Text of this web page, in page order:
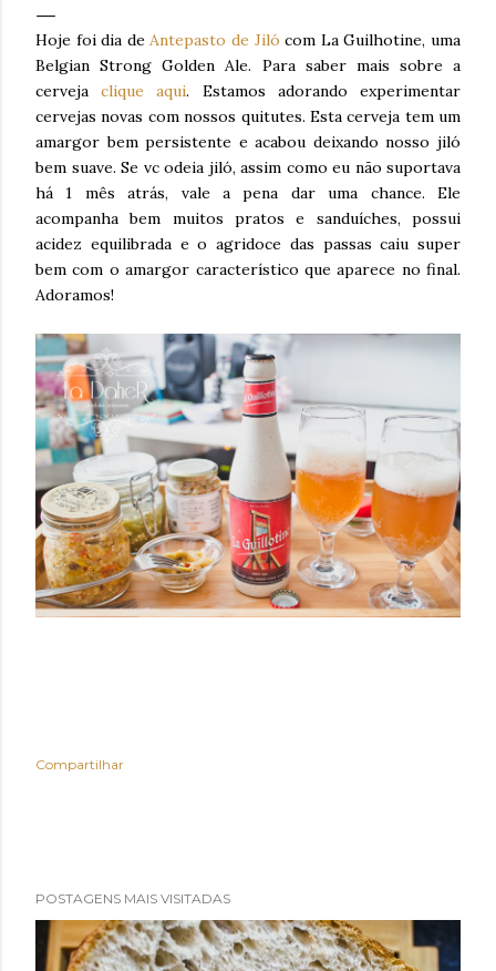
Hoje foi dia deAntepasto de Jiló com La Guilhotine, uma
Belgian Strong Golden Ale. Para saber mais sobre a
cervejaclique aqui. Estamos adorando experimentar
cervejas novas com nossos quitutes. Esta cerveja tem um
amargor bem persistente e acabou deixando nosso jiló
bem suave. Se vc odeia jiló, assim como eu não suportava
há 1 mês atrás, vale a pena dar uma chance. Ele
acompanha bem muitos pratos e sanduíches, possui
acidez equilibrada e o agridoce das passas caiu super
bem com o amargor característico que aparece no final.
Adoramos!
Compartilhar
POSTAGENS MAIS VISITADAS